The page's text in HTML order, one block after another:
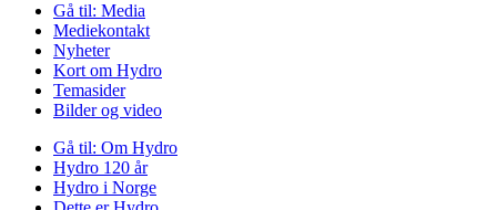
Gå til: Media
Mediekontakt
Nyheter
Kort om Hydro
Temasider
Bilder og video
Gå til: Om Hydro
Hydro 120 år
Hydro i Norge